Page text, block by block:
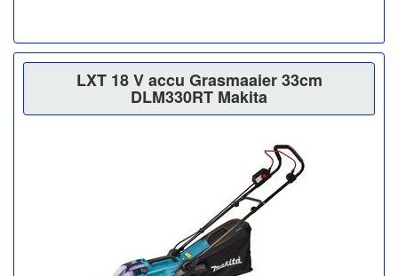
LXT 18 V accu Grasmaaier 33cm
DLM330RT Makita